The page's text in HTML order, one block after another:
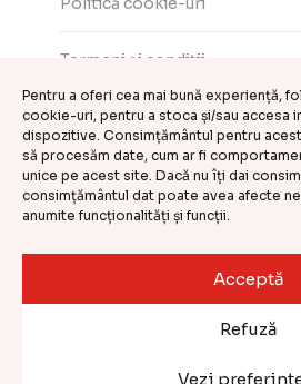
Pentru a oferi cea mai bună experiență,
cookie-uri, pentru a stoca și/sau accesa
dispozitive. Consimțământul pentru
să procesăm date, cum ar fi
unice pe acest site. Dacă nu îți dai
consimțământul dat poate avea afecte
anumite funcționalități și funcții.
Acceptă
Refuză
Vezi
Termeni și condiții
Contact
ANPC
Setări cookie-uri
Website realizat și întreținut de